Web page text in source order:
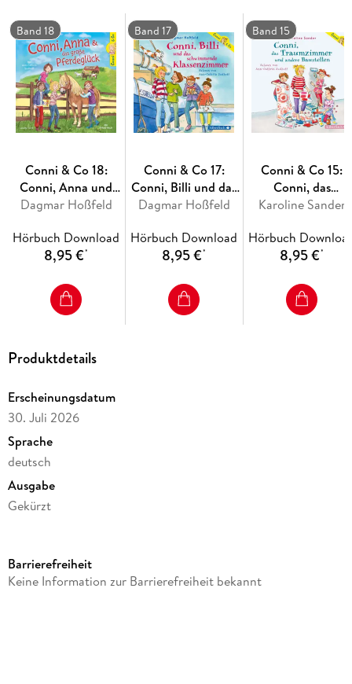
Band 18
Conni & Co 18:
Conni, Anna und
das große
Dagmar Hoßfeld
Hörbuch Download
8,95 €*
Band 17
Conni & Co 17:
Conni, Billi und das
schwimmende
Dagmar Hoßfeld
Hörbuch Download
8,95 €*
Band 15
Conni & Co 15:
Conni, das
Traumzimmer und
Karoline Sander
Hörbuch
8,95 €*
Produktdetails
Erscheinungsdatum
30. Juli 2026
Sprache
deutsch
Ausgabe
Gekürzt
Laufzeit
Barrierefreiheit
Keine Information zur Barrierefreiheit bekannt